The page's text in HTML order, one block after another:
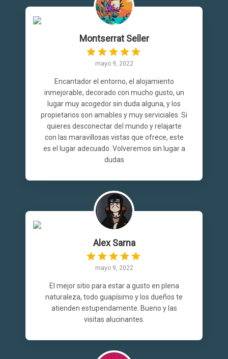
Montserrat Seller
mayo 9, 2022
Encantador el entorno, el alojamiento
inmejorable, decorado con mucho gusto, un
lugar muy acogedor sin duda alguna, y los
propietarios son amables y muy serviciales. Si
quieres desconectar del mundo y relajarte
con las maravillosas vistas que ofrece, este
es el lugar adecuado. Volveremos sin lugar a
dudas
Alex Sarna
mayo 9, 2022
El mejor sitio para estar a gusto en plena
naturaleza, todo guapísimo y los dueños te
atienden estupendamente. Bueno y las
visitas alucinantes.